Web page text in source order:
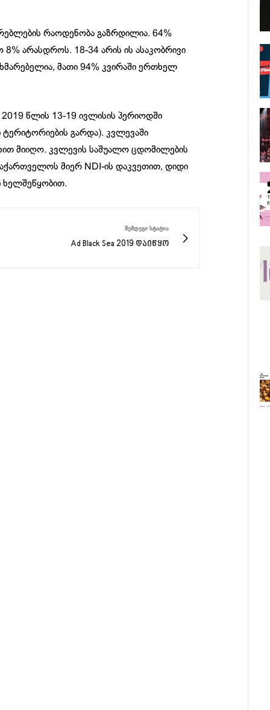
რაოდენობა გაზრდილია. 64%
არასდროს. 18-34 არის ის ასაკობრივი
მათი 94% კვირაში ერთხელ
წლის 13-19 ივლისის პერიოდში
გარდა). კვლევაში
მიიღო. კვლევის საშუალო ცდომილების
მიერ NDI-ის დაკვეთით, დიდი
ხელშეწყობით.
ᲨᲔᲛᲓᲔᲒᲘ ᲡᲢᲐᲢᲘᲐ
Ad Black Sea 2019 დაიწყო